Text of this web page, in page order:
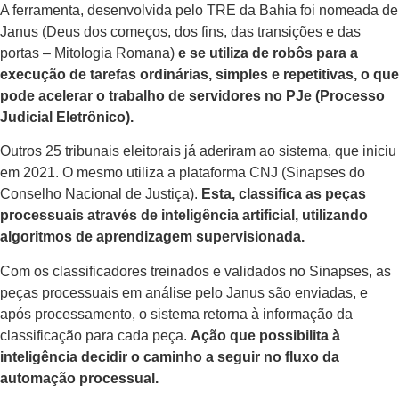
A ferramenta, desenvolvida pelo TRE da Bahia foi nomeada de
Janus (Deus dos começos, dos fins, das transições e das
portas – Mitologia Romana) e se utiliza de robôs para a
execução de tarefas ordinárias, simples e repetitivas, o que
pode acelerar o trabalho de servidores no PJe (Processo
Judicial Eletrônico).
Outros 25 tribunais eleitorais já aderiram ao sistema, que iniciu
em 2021. O mesmo utiliza a plataforma CNJ (Sinapses do
Conselho Nacional de Justiça). Esta, classifica as peças
processuais através de inteligência artificial, utilizando
algoritmos de aprendizagem supervisionada.
Com os classificadores treinados e validados no Sinapses, as
peças processuais em análise pelo Janus são enviadas, e
após processamento, o sistema retorna à informação da
classificação para cada peça. Ação que possibilita à
inteligência decidir o caminho a seguir no fluxo da
automação processual.